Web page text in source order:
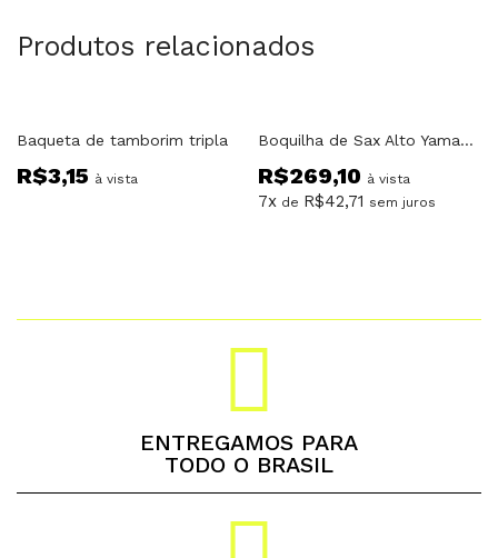
Produtos relacionados
Baqueta de tamborim tripla
R$3,15 à vista
Boquilha de Sax Alto Yamaha AS3C
R$269,10 à vista
7x de R$42,71 sem juros
ENTREGAMOS PARA
TODO O BRASIL